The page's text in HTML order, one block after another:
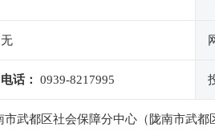
无
电话： 0939-8217995
武都区社会保障分中心（陇南市武都